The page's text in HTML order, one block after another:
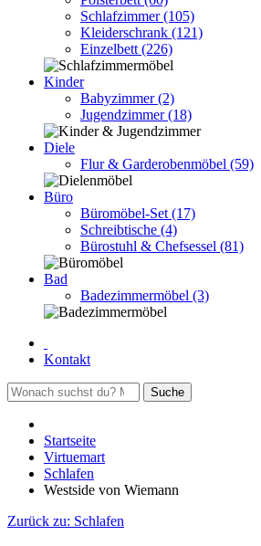
Schlafzimmer(105)
Kleiderschrank (121)
Einzelbett (226)
Kinder
Babyzimmer(2)
Jugendzimmer(18)
Diele
Flur & Garderobenmöbel (59)
Büro
Büromöbel-Set (17)
Schreibtische (4)
Bürostuhl & Chefsessel (81)
Bad
Badezimmermöbel (3)
Kontakt
Suche
Startseite
Virtuemart
Schlafen
Westside von Wiemann
Zurück zu: Schlafen